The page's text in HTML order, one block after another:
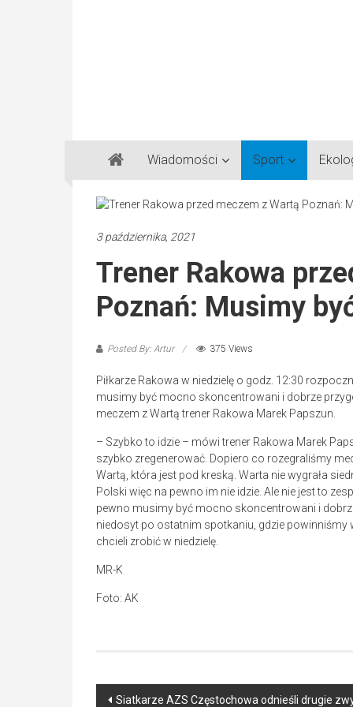
Gazeta
Regionalna
Częstochowa,
Lubliniec,
Wiadomości Sport
3 października, 2021
Trener Rakowa
Poznań: Musimy
Posted By: Artur 375 Views
Piłkarze Rakowa w niedzielę o godz. 12:30
musimy być mocno skoncentrowani i dobrze
meczem z Wartą trener Rakowa Marek Papszun.
– Szybko to idzie – mówi trener Rakowa Marek
szybko zregenerować. Dopiero co rozegraliśmy
Wartą, która jest pod kreską. Warta nie wygrała
Polski więc na pewno im nie idzie. Ale nie jest to
pewno musimy być mocno skoncentrowani i
niedosyt po ostatnim spotkaniu, gdzie powinniśmy
chcieli zrobić w niedzielę.
MR-K
Foto: AK
Post
Siatkarze AZS Częstochowa odnieśli drugie